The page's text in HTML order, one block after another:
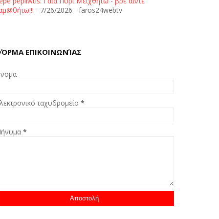
- 7/26/2026 - faros24webtv
ΕΠΙΚΟΙΝΩΝΊΑΣ
ταχυδρομείο*
*